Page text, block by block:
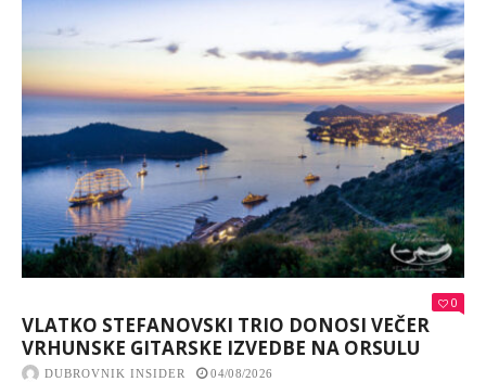
0
VLATKO STEFANOVSKI TRIO DONOSI VEČER
VRHUNSKE GITARSKE IZVEDBE NA ORSULU
DUBROVNIK INSIDER 04/08/2026